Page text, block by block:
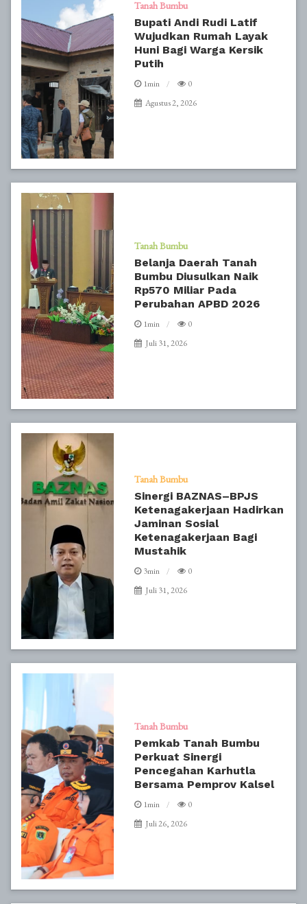
Tanah Bumbu
Bupati Andi Rudi Latif
Wujudkan Rumah Layak
Huni Bagi Warga Kersik
Putih
1min
0
Agustus 2, 2026
Tanah Bumbu
Belanja Daerah Tanah
Bumbu Diusulkan Naik
Rp570 Miliar Pada
Perubahan APBD 2026
1min
0
Juli 31, 2026
Tanah Bumbu
Sinergi BAZNAS–BPJS
Ketenagakerjaan Hadirkan
Jaminan Sosial
Ketenagakerjaan Bagi
Mustahik
3min
0
Juli 31, 2026
Tanah Bumbu
Pemkab Tanah Bumbu
Perkuat Sinergi
Pencegahan Karhutla
Bersama Pemprov Kalsel
1min
0
Juli 26, 2026